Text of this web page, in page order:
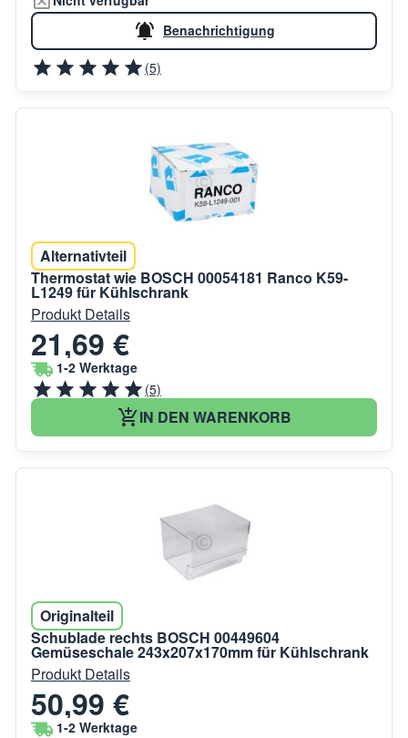
Benachrichtigung
(5)
Alternativteil
Thermostat wie BOSCH 00054181 Ranco K59-
L1249 für Kühlschrank
Produkt Details
21,69 €
1-2 Werktage
(5)
IN DEN WARENKORB
Originalteil
Schublade rechts BOSCH 00449604
Gemüseschale 243x207x170mm für Kühlschrank
Produkt Details
50,99 €
1-2 Werktage